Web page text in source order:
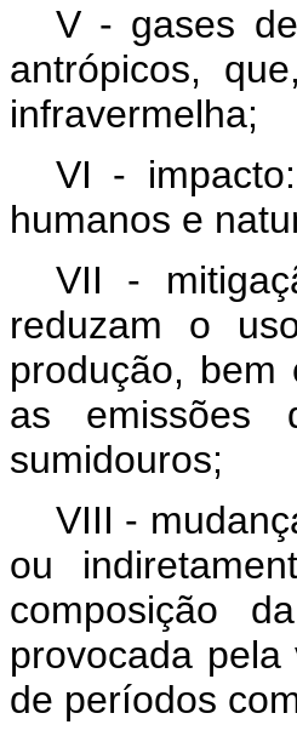
V - gases
antrópicos,
infravermelha;
VI -
humanos e
VII -
reduzam o
produção, bem
as emissões
sumidouros;
VIII -
ou
composição
provocada
de períodos